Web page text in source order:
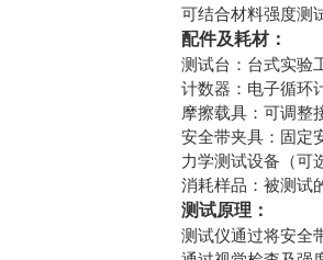
可结合材料强度测
配件及耗材：
测试台：台式实验
计数器：电子循环
摩擦载具：可调整
安全带夹具：固定
力学测试设备（可
消耗样品：被测试
测试原理：
测试仪通过将安全